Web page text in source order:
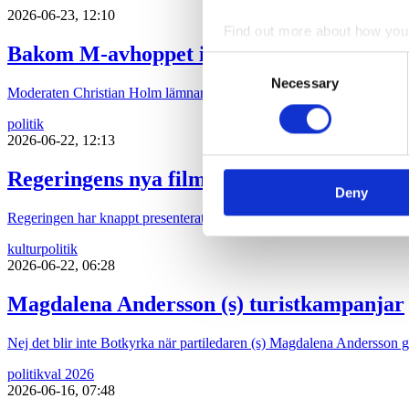
Find out more about how
We use cookies to
information about your use
other information that
Consent
Necessary
Deny
2026-06-23, 12:10
Bakom M-avhoppet i Karlstad
Moderaten Christian Holm lämnar sina politiska uppdrag i Karlstad
politik
2026-06-22, 12:13
Regeringens nya filmpolitik sågas
Regeringen har knappt presenterat sin proposition ”Ny politisk
kulturpolitik
2026-06-22, 06:28
Magdalena Andersson (s) turistkampanjar
Nej det blir inte Botkyrka när partiledaren (s) Magdalena Andersson
politikval 2026
2026-06-16, 07:48